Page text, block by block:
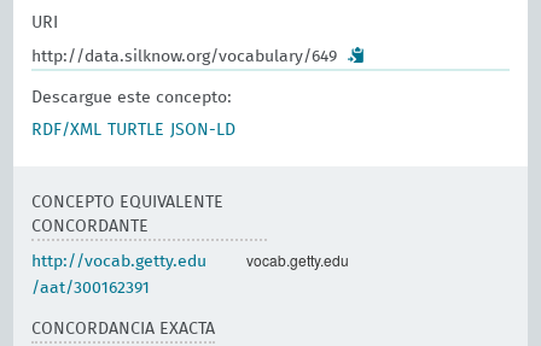
URI
http://data.silknow.org/vocabulary/649
Descargue este concepto:
RDF/XML
TURTLE JSON-LD
CONCEPTO EQUIVALENTE
CONCORDANTE
http://vocab.getty.edu
/aat/300162391
vocab.getty.edu
CONCORDANCIA EXACTA